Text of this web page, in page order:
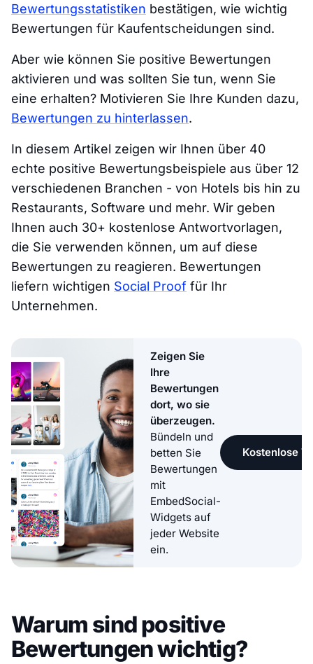
Bewertungsstatistiken bestätigen, wie wichtig
Bewertungen für Kaufentscheidungen sind.
Aber wie können Sie positive Bewertungen
aktivieren und was sollten Sie tun, wenn Sie
eine erhalten? Motivieren Sie Ihre Kunden dazu,
Bewertungen zu hinterlassen.
In diesem Artikel zeigen wir Ihnen über 40
echte positive Bewertungsbeispiele aus über 12
verschiedenen Branchen - von Hotels bis hin zu
Restaurants, Software und mehr. Wir geben
Ihnen auch 30+ kostenlose Antwortvorlagen,
die Sie verwenden können, um auf diese
Bewertungen zu reagieren. Bewertungen
liefern wichtigen Social Proof für Ihr
Unternehmen.
Zeigen Sie
Ihre
Bewertungen
dort, wo sie
überzeugen.
Bündeln und
betten Sie
Bewertungen
mit
EmbedSocial-
Widgets auf
jeder Website
ein.
Kostenlose
Warum sind positive
Bewertungen wichtig?